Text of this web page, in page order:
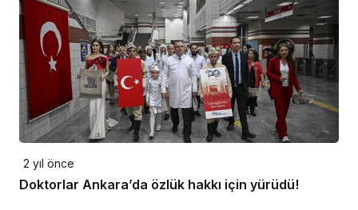
2 yıl önce
Doktorlar Ankara’da özlük hakkı için yürüdü!